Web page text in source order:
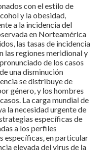
con el estilo de
y la obesidad,
a la incidencia del
en Norteamérica
las tasas de incidencia
las regiones meridional y
de los casos
una disminución
se distribuye de
género, y los hombres
La carga mundial de
la necesidad urgente de
específicas de
a los perfiles
específicas, en particular
elevada del virus de la